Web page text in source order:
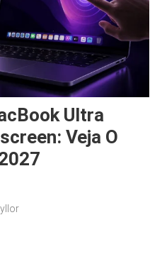
Ultra
Veja O